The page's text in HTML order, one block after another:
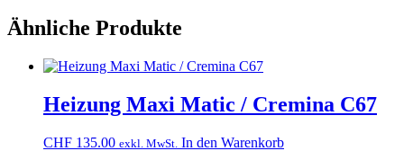
Ähnliche Produkte
Heizung Maxi Matic / Cremina C67
CHF 135.00 exkl. MwSt. In den Warenkorb